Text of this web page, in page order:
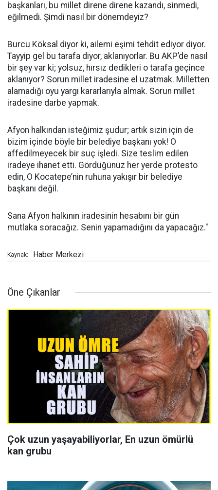
başkanları, bu millet direne direne kazandı, sinmedi,
eğilmedi. Şimdi nasıl bir dönemdeyiz?
Burcu Köksal diyor ki, ailemi eşimi tehdit ediyor diyor.
Tayyip gel bu tarafa diyor, aklanıyorlar. Bu AKP’de nasıl
bir şey var ki; yolsuz, hırsız dedikleri o tarafa geçince
aklanıyor? Sorun millet iradesine el uzatmak. Milletten
alamadığı oyu yargı kararlarıyla almak. Sorun millet
iradesine darbe yapmak.
Afyon halkından isteğimiz şudur; artık sizin için de
bizim içinde böyle bir belediye başkanı yok! O
affedilmeyecek bir suç işledi. Size teslim edilen
iradeye ihanet etti. Gördüğünüz her yerde protesto
edin, O Kocatepe’nin ruhuna yakışır bir belediye
başkanı değil.
Sana Afyon halkının iradesinin hesabını bir gün
mutlaka soracağız. Senin yapamadığını da yapacağız."
Kaynak: Haber Merkezi
Öne Çıkanlar
Çok uzun yaşayabiliyorlar, En uzun ömürlü
kan grubu